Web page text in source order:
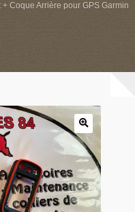
+ Coque Arrière pour GPS Garmin